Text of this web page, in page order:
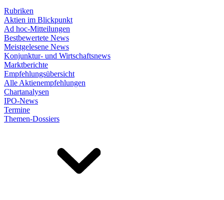
Rubriken
Aktien im Blickpunkt
Ad hoc-Mitteilungen
Bestbewertete News
Meistgelesene News
Konjunktur- und Wirtschaftsnews
Marktberichte
Empfehlungsübersicht
Alle Aktienempfehlungen
Chartanalysen
IPO-News
Termine
Themen-Dossiers